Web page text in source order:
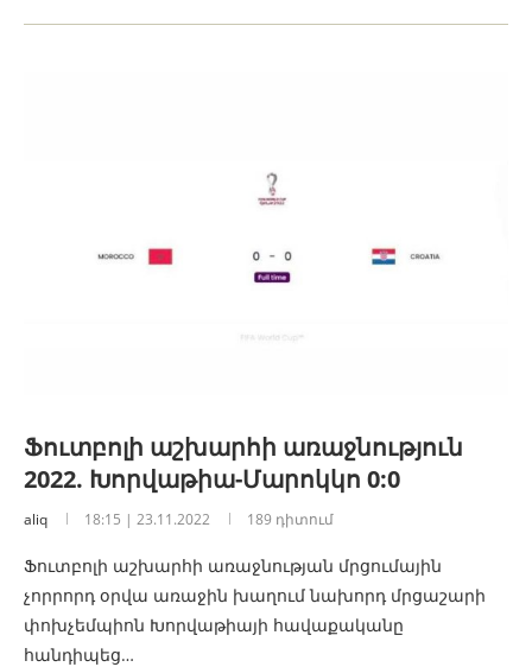
Ֆուտբոլի աշխարհի առաջնություն
2022. Խորվաթիա-Մարոկկո 0:0
aliq 18:15 | 23.11.2022 189 դիտում
Ֆուտբոլի աշխարհի առաջնության մրցումային
չորրորդ օրվա առաջին խաղում նախորդ մրցաշարի
փոխչեմպիոն Խորվաթիայի հավաքականը
հանդիպեց…